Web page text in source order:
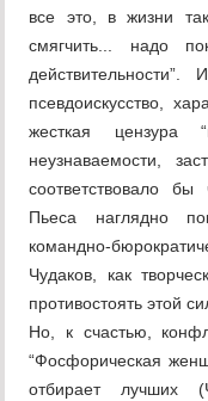
все это, в жизни
смягчить... надо
псевдоискусство,
жесткая цензура
неузнаваемости,
соответствовало бы
Пьеса наглядно
командно-
Чудаков, как
противостоять этой
Но, к счастью,
“Фосфорическая
отбирает лучших